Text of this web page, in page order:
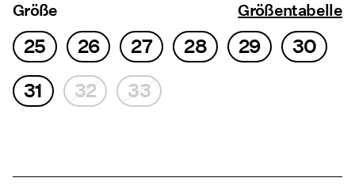
Größe Größentabelle
25 26 27 28 29
30
31
32 33